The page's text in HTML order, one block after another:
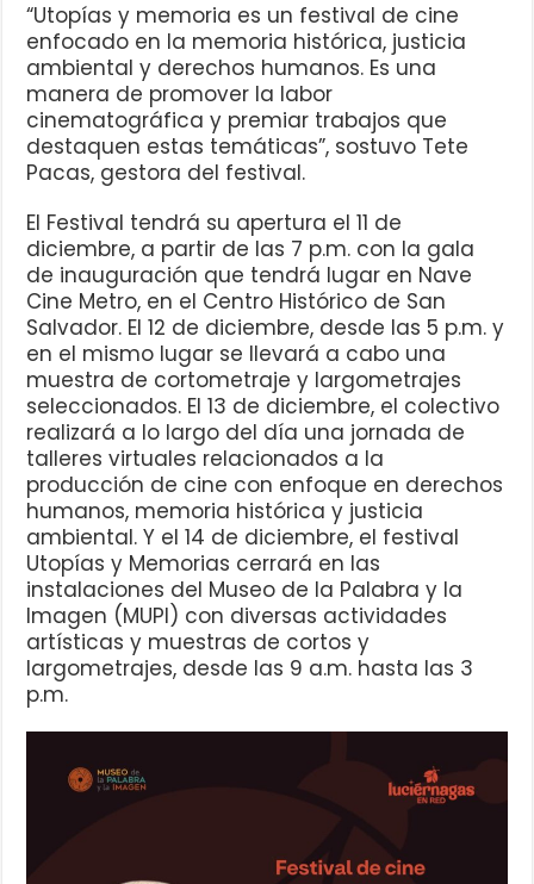
“Utopías y memoria es un festival de cine
enfocado en la memoria histórica, justicia
ambiental y derechos humanos. Es una
manera de promover la labor
cinematográfica y premiar trabajos que
destaquen estas temáticas”, sostuvo Tete
Pacas, gestora del festival.
El Festival tendrá su apertura el 11 de
diciembre, a partir de las 7 p.m. con la gala
de inauguración que tendrá lugar en Nave
Cine Metro, en el Centro Histórico de San
Salvador. El 12 de diciembre, desde las 5 p.m. y
en el mismo lugar se llevará a cabo una
muestra de cortometraje y largometrajes
seleccionados. El 13 de diciembre, el colectivo
realizará a lo largo del día una jornada de
talleres virtuales relacionados a la
producción de cine con enfoque en derechos
humanos, memoria histórica y justicia
ambiental. Y el 14 de diciembre, el festival
Utopías y Memorias cerrará en las
instalaciones del Museo de la Palabra y la
Imagen (MUPI) con diversas actividades
artísticas y muestras de cortos y
largometrajes, desde las 9 a.m. hasta las 3
p.m.